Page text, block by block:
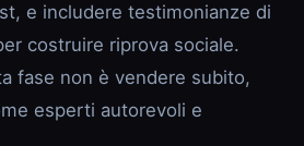
e includere testimonianze di
costruire riprova sociale.
fase non è vendere subito,
esperti autorevoli e